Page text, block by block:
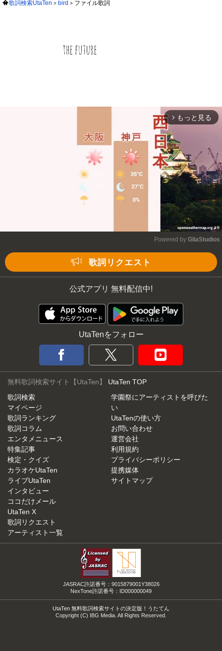
歌詞検索UtaTen bird ファイル歌詞
arrow_forward_ios もっと見る
Powered by GliaStudios
歌詞リクエスト
公式アプリ 無料配信中!
UtaTenをフォロー
無料歌詞検索サイト【UtaTen】 UtaTen TOP
歌詞検索
マイページ
歌詞ランキング
歌詞コラム
エンタメニュース
特集記事
検定・クイズ
カラオケUtaTen
ライブUtaTen
インタビュー
ココだけメール
UtaTen X
歌詞リクエスト
アーティスト一覧
学園祭にアーティストを呼びた
い
UtaTenの使い方
お問い合わせ
運営会社
利用規約
プライバシーポリシー
提携媒体
サイトマップ
JASRAC許諾番号：9015879001Y38026
NexTone許諾番号：ID000000049
UtaTen 無料歌詞検索サイトの決定版！うたてん
Copyright (C) IBG Media. All Rights Reserved.